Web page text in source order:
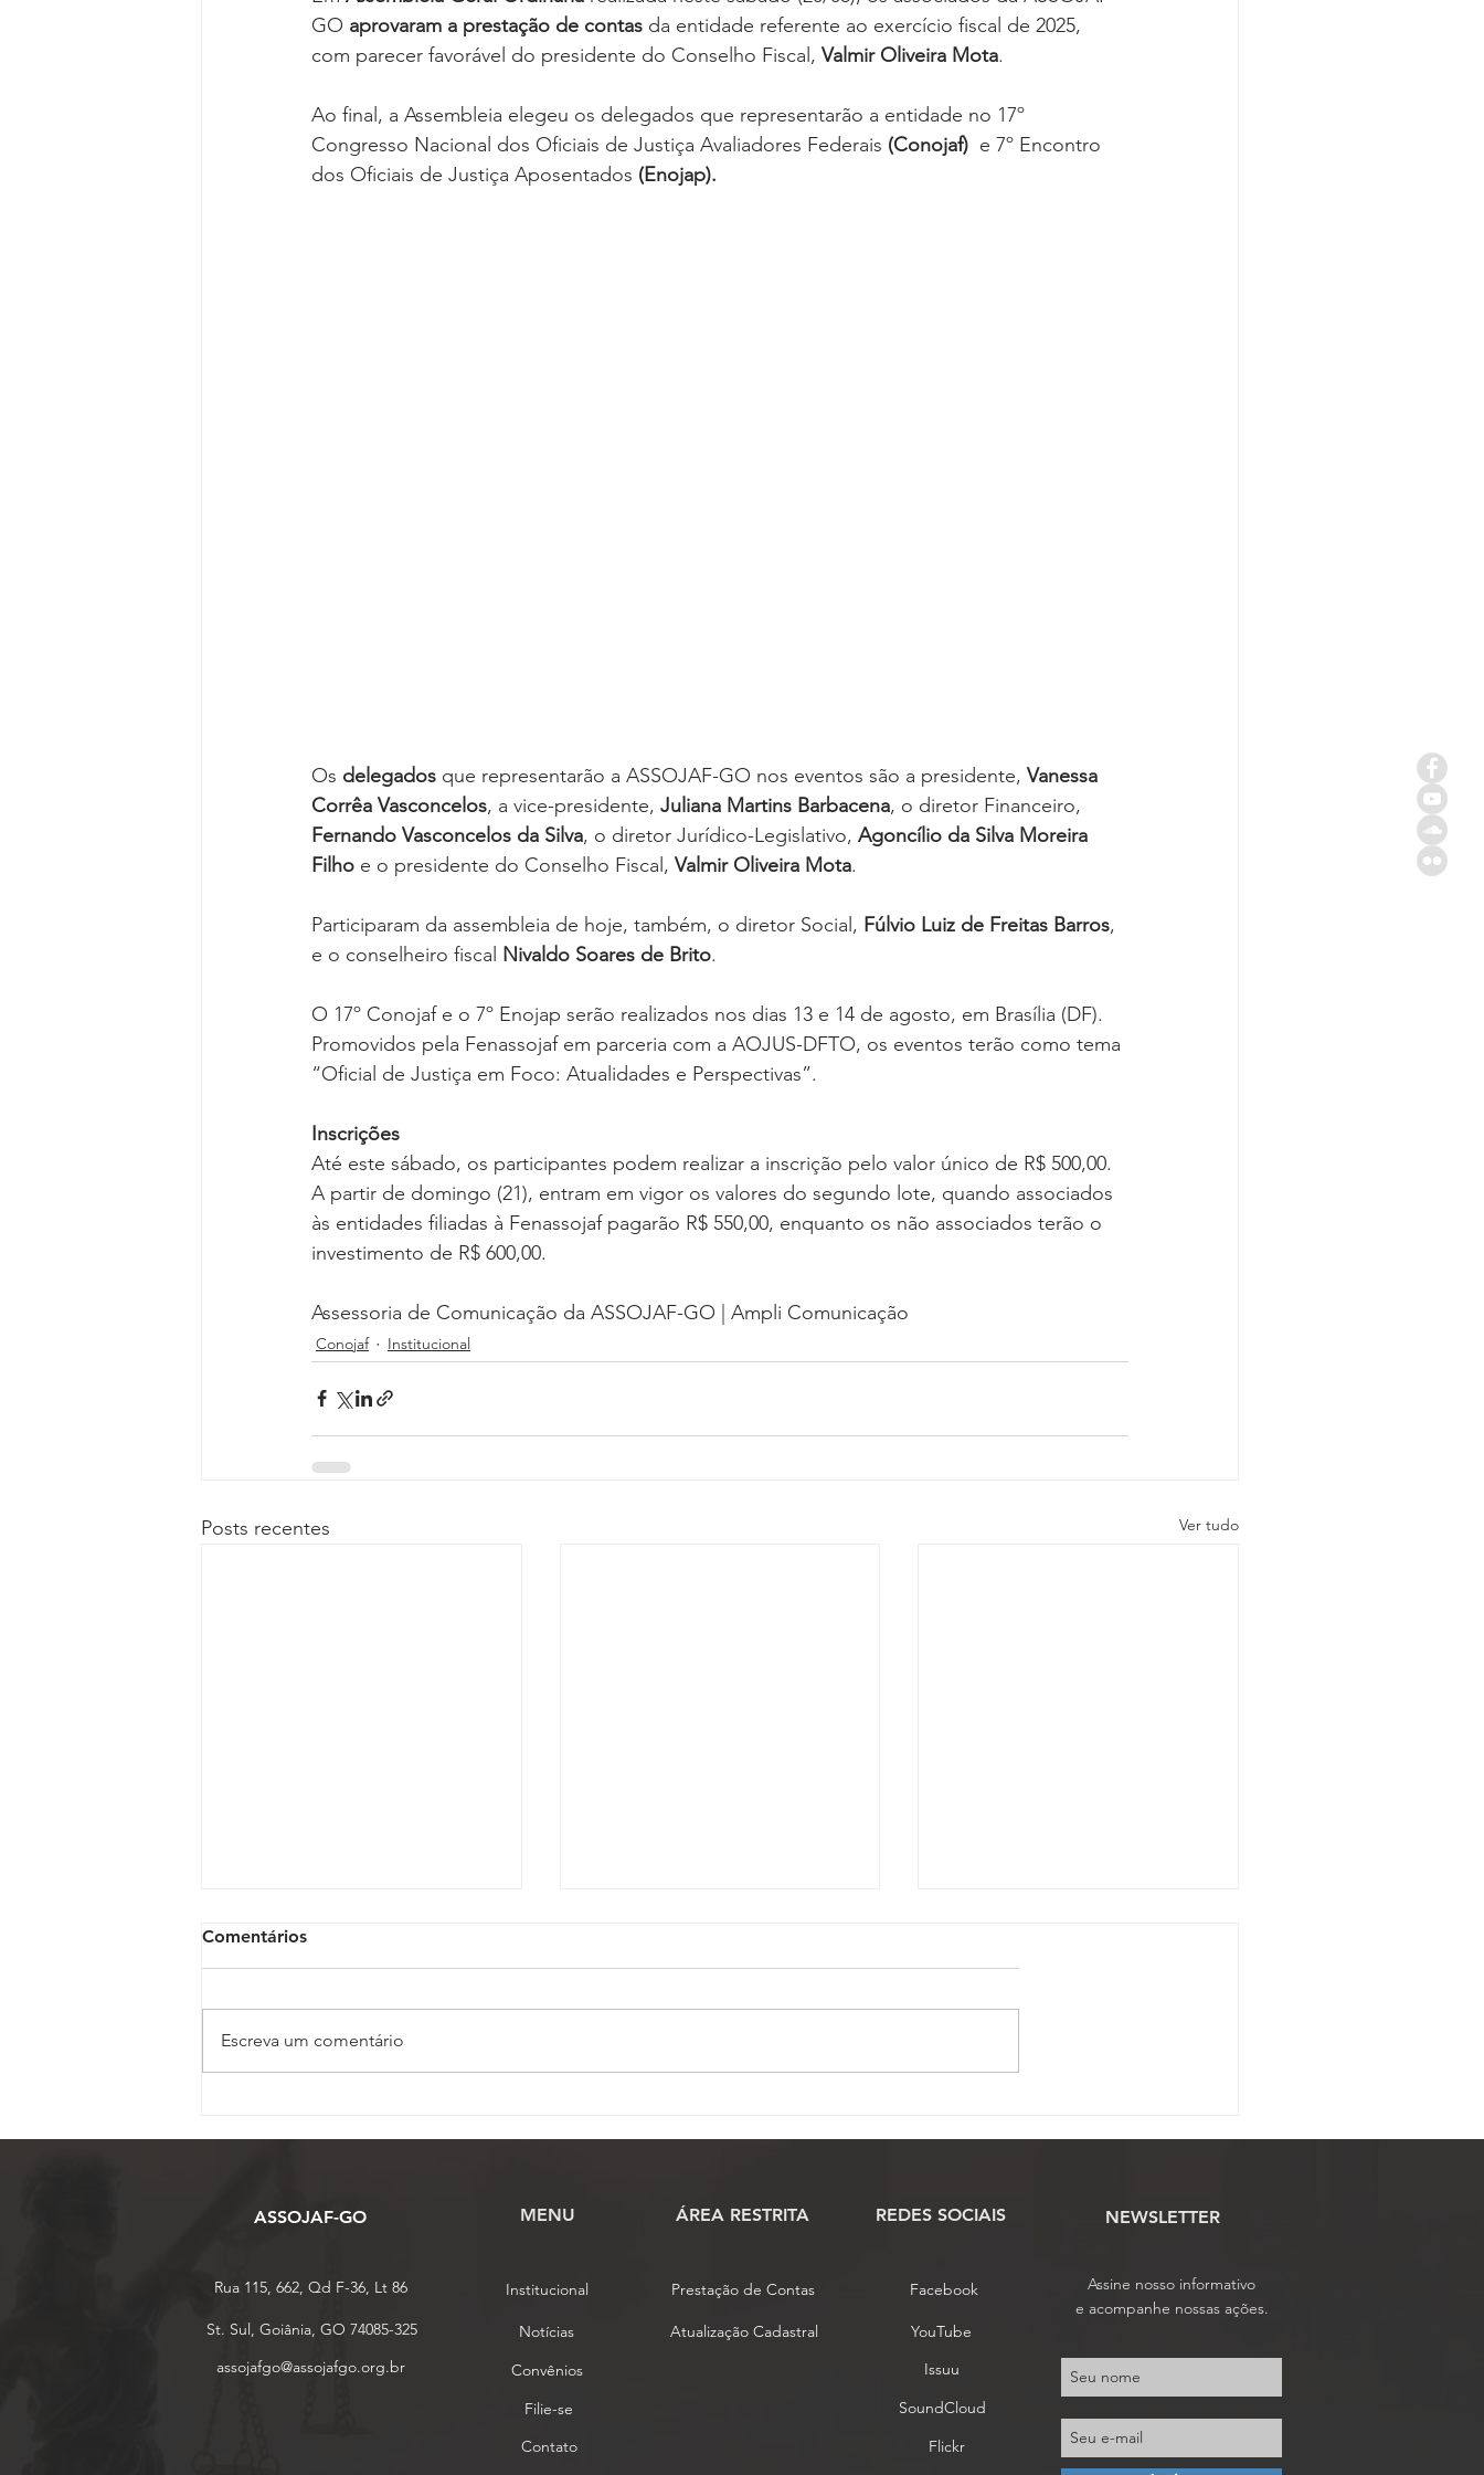
GO aprovaram a prestação de contas da entidade referente ao exercício fiscal de 2025,
com parecer favorável do presidente do Conselho Fiscal, Valmir Oliveira Mota.
Ao final, a Assembleia elegeu os delegados que representarão a entidade no 17º
Congresso Nacional dos Oficiais de Justiça Avaliadores Federais (Conojaf) e 7º Encontro
dos Oficiais de Justiça Aposentados (Enojap).
Os delegados que representarão a ASSOJAF-GO nos eventos são a presidente, Vanessa
Corrêa Vasconcelos, a vice-presidente, Juliana Martins Barbacena, o diretor Financeiro,
Fernando Vasconcelos da Silva, o diretor Jurídico-Legislativo, Agoncílio da Silva Moreira
Filho e o presidente do Conselho Fiscal, Valmir Oliveira Mota.
Participaram da assembleia de hoje, também, o diretor Social, Fúlvio Luiz de Freitas Barros,
e o conselheiro fiscal Nivaldo Soares de Brito.
O 17º Conojaf e o 7º Enojap serão realizados nos dias 13 e 14 de agosto, em Brasília (DF).
Promovidos pela Fenassojaf em parceria com a AOJUS-DFTO, os eventos terão como tema
“Oficial de Justiça em Foco: Atualidades e Perspectivas”.
Inscrições
Até este sábado, os participantes podem realizar a inscrição pelo valor único de R$ 500,00.
A partir de domingo (21), entram em vigor os valores do segundo lote, quando associados
às entidades filiadas à Fenassojaf pagarão R$ 550,00, enquanto os não associados terão o
investimento de R$ 600,00.
Assessoria de Comunicação da ASSOJAF-GO | Ampli Comunicação
Conojaf Institucional
Posts recentes Ver tudo
DESAFIOS E O FUTURO
Comentários
Escreva um comentário
ASSOJAF-GO MENU ​ÁREA RESTRITA REDES SOCIAIS NEWSLETTER
Rua 115, 662, Qd F-36, Lt 86
St. Sul, Goiânia, GO 74085-325
assojafgo@assojafgo.org.br
Institucional
Notícias
Prestação de Contas
Atualização Cadastral
Convênios
Filie-se
Contato
Facebook
YouTube
Issuu
SoundCloud
Flickr
Assine nosso informativo
e acompanhe nossas ações.